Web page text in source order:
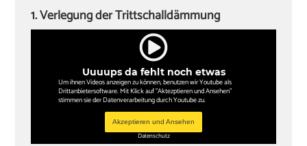
Zollstock
Uuuups da fehlt noch etwas
Um ihnen Videos anzeigen zu können, benutzen wir Youtube als
Drittanbietersoftware. Mit Klick auf "Aktezptieren und Ansehen"
stimmen sie der Datenverarbeitung durch Youtube zu.
Akzeptieren und Ansehen
Datenschutz
1. Verlegung der Trittschalldämmung